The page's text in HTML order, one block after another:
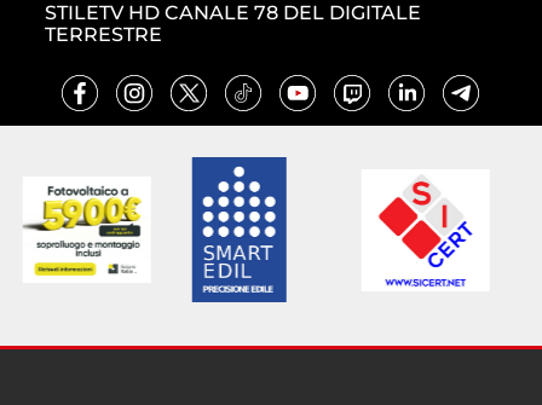
STILETV HD CANALE 78 DEL DIGITALE
TERRESTRE